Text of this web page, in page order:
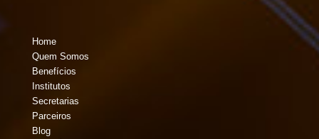
Home
Quem Somos
Benefícios
Institutos
Secretarias
Parceiros
Blog